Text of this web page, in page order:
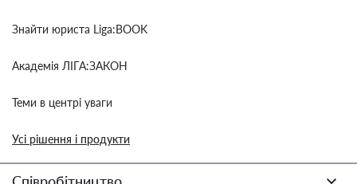
Знайти юриста Liga:BOOK
Академія ЛІГА:ЗАКОН
Теми в центрі уваги
Усі рішення і продукти